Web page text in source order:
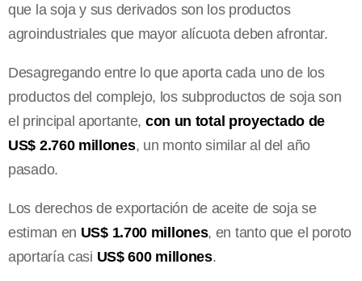
que la soja y sus derivados son los productos
agroindustriales que mayor alícuota deben afrontar.
Desagregando entre lo que aporta cada uno de los
productos del complejo, los subproductos de soja son
el principal aportante, con un total proyectado de
US$ 2.760 millones, un monto similar al del año
pasado.
Los derechos de exportación de aceite de soja se
estiman en US$ 1.700 millones, en tanto que el poroto
aportaría casi US$ 600 millones.